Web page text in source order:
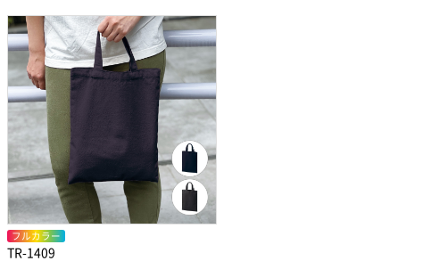
フルカラー
TR-1409